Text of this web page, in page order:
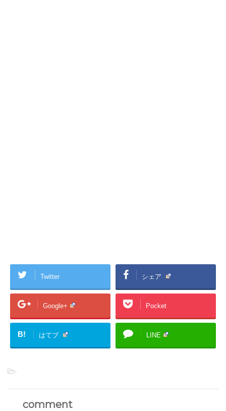
Twitter シェア
Google+ Pocket
B! はてブ LINE
-
comment